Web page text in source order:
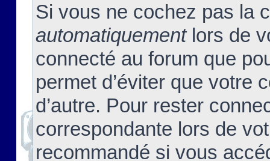
Si vous ne cochez pas la
automatiquementlors de
connecté au forum que
permet d’éviter que votre
d’autre. Pour rester
correspondante lors de
recommandé si vous